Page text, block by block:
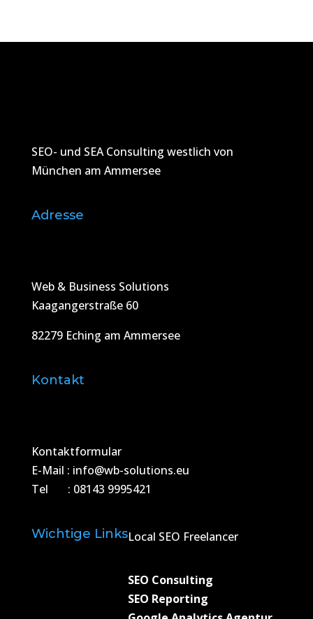
SEO- und SEA Consulting westlich von
München am Ammersee
Adresse
Web & Business Solutions
Kaagangerstraße 60
82279 Eching am Ammersee
Kontakt
Kontaktformular
E-Mail : info@wb-solutions.eu
Tel : 08143 9995421
Wichtige LinksLocal SEO Freelancer
SEO Consulting
SEO Reporting